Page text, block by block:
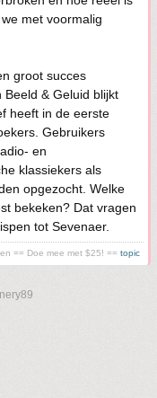
met voormalig
groot succes
& Geluid blijkt
heeft in de eerste
Gebruikers
en
klassiekers als
opgezocht. Welke
bekeken? Dat vragen
tot Sevenaer.
== Doe mee met $25! == topic